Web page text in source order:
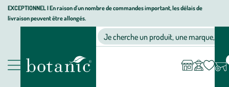
Aller
Aller
au
Aller
au
page
EXCEPTIONNEL I En raison d'un nombre de commandes important, les délais de
livraison peuvent être allongés.
Nos produits
Jardinerie écologique, animalerie, décoration, alimentation bio
Je cherche un produit, une marque, un
compte